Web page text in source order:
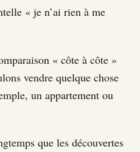
« je n’ai rien à me
« côte à côte »
vendre quelque chose
un appartement ou
que les découvertes